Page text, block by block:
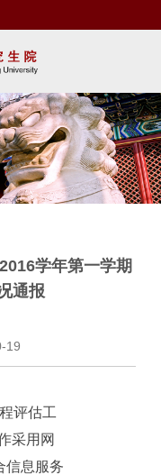
学年第一学期
通报
19
评估工
采用网
信息服务